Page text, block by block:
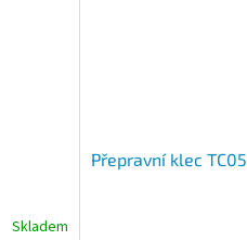
Skladem
Přepravní klec TC05